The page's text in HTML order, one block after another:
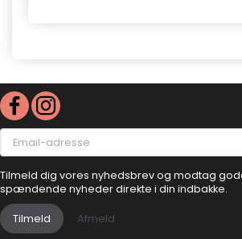
Email-
adresse
Tilmeld dig vores nyhedsbrev og modtag
spændende nyheder direkte i din indbakke.
Tilmeld Afmeld